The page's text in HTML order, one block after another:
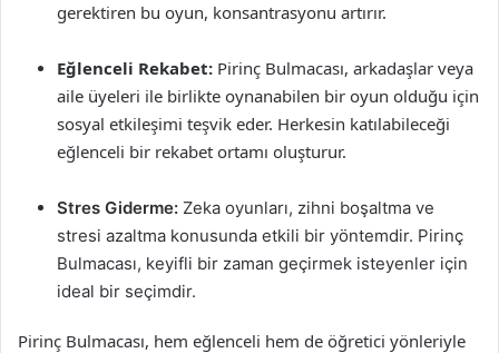
gerektiren bu oyun, konsantrasyonu artırır.
Eğlenceli Rekabet: Pirinç Bulmacası, arkadaşlar veya
aile üyeleri ile birlikte oynanabilen bir oyun olduğu için
sosyal etkileşimi teşvik eder. Herkesin katılabileceği
eğlenceli bir rekabet ortamı oluşturur.
Stres Giderme: Zeka oyunları, zihni boşaltma ve
stresi azaltma konusunda etkili bir yöntemdir. Pirinç
Bulmacası, keyifli bir zaman geçirmek isteyenler için
ideal bir seçimdir.
Pirinç Bulmacası, hem eğlenceli hem de öğretici yönleriyle